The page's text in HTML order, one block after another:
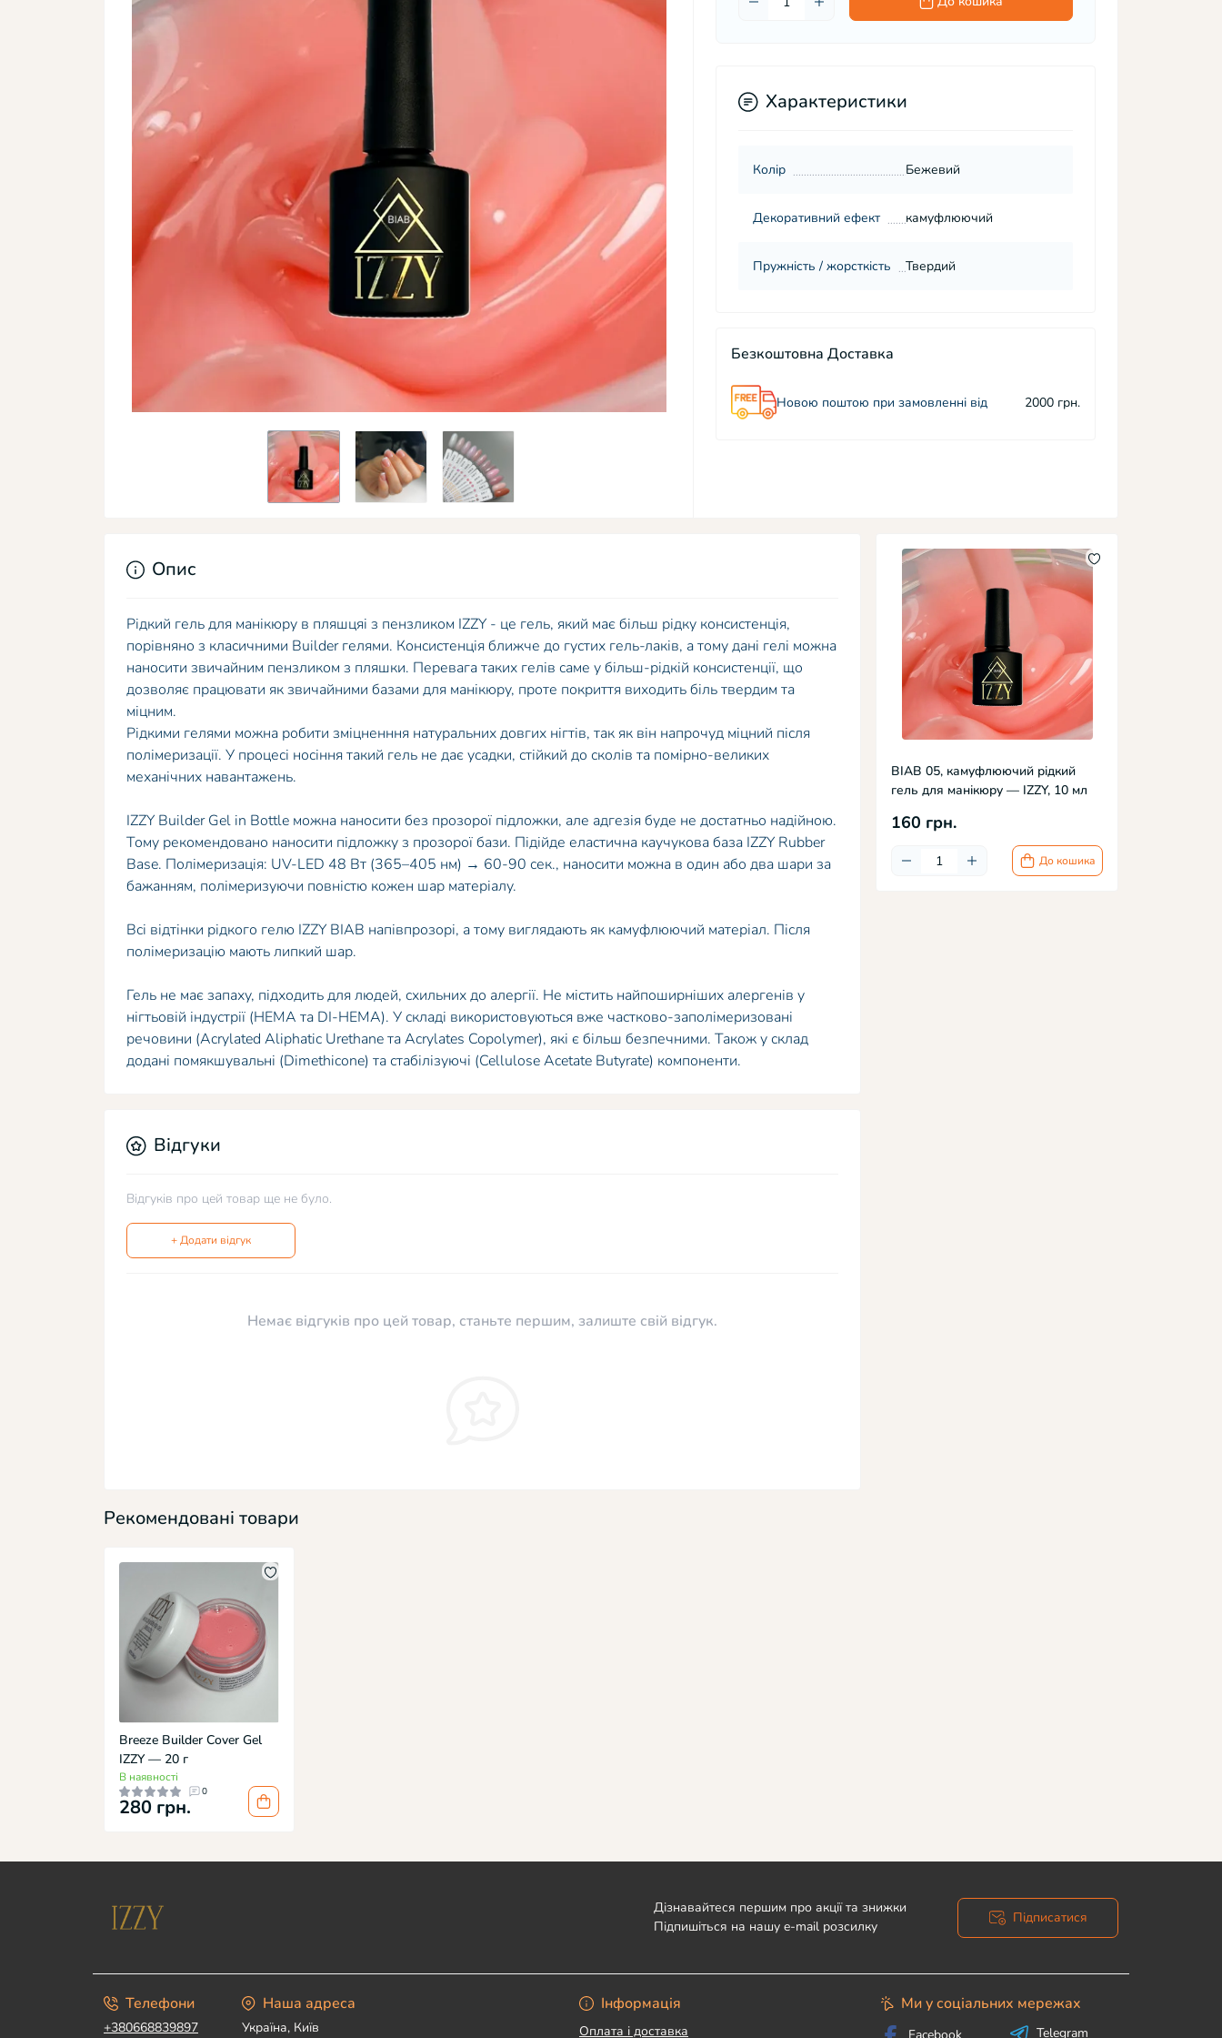
Характеристики
Колір Бежевий
Декоративний ефект камуфлюючий
Пружність / жорсткість Твердий
Безкоштовна Доставка
Новою поштою при замовленні від 2000 грн.
BIAB 05, камуфлюючий рідкий
гель для манікюру — IZZY, 10 мл
160 грн.
До кошика
Опис
Рідкий гель для манікюру в пляшцяі з пензликом IZZY - це гель, який має більш рідку консистенція,
порівняно з класичними Builder гелями. Консистенція ближче до густих гель-лаків, а тому дані гелі можна
наносити звичайним пензликом з пляшки. Перевага таких гелів саме у більш-рідкій консистенції, що
дозволяє працювати як звичайними базами для манікюру, проте покриття виходить біль твердим та
міцним.
Рідкими гелями можна робити зміцненння натуральних довгих нігтів, так як він напрочуд міцний після
полімеризації. У процесі носіння такий гель не дає усадки, стійкий до сколів та помірно-великих
механічних навантажень.
IZZY Builder Gel in Bottle можна наносити без прозорої підложки, але адгезія буде не достатньо надійною.
Тому рекомендовано наносити підложку з прозорої бази. Підійде еластична каучукова база IZZY Rubber
Base. Полімеризація: UV-LED 48 Вт (365–405 нм) → 60-90 сек., наносити можна в один або два шари за
бажанням, полімеризуючи повністю кожен шар матеріалу.
Всі відтінки рідкого гелю IZZY BIAB напівпрозорі, а тому виглядають як камуфлюючий матеріал. Після
полімеризацію мають липкий шар.
Гель не має запаху, підходить для людей, схильних до алергії. Не містить найпоширніших алергенів у
нігтьовій індустрії (HEMA та DI-HEMA). У складі використовуються вже частково-заполімеризовані
речовини (Acrylated Aliphatic Urethane та Acrylates Copolymer), які є більш безпечними. Також у склад
додані помякшувальні (Dimethicone) та стабілізуючі (Cellulose Acetate Butyrate) компоненти.
Відгуки
Відгуків про цей товар ще не було.
+ Додати відгук
Немає відгуків про цей товар, станьте першим, залиште свій відгук.
Рекомендовані товари
Breeze Builder Cover Gel
IZZY — 20 г
В наявності
0
280 грн.
Дізнавайтеся першим про акції та знижки
Підпишіться на нашу e-mail розсилку
Підписатися
Телефони
+380668839897
Наша адреса
Україна, Київ
Інформація
Оплата і доставка
Ми у соціальних мережах
Telegram